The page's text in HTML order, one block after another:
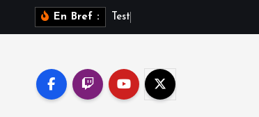
En Bref : est